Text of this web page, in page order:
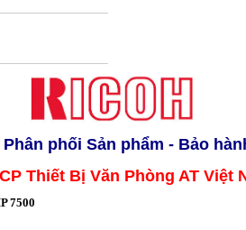
phối Sản phẩm - Bảo
Thiết Bị Văn Phòng AT Việt
7500